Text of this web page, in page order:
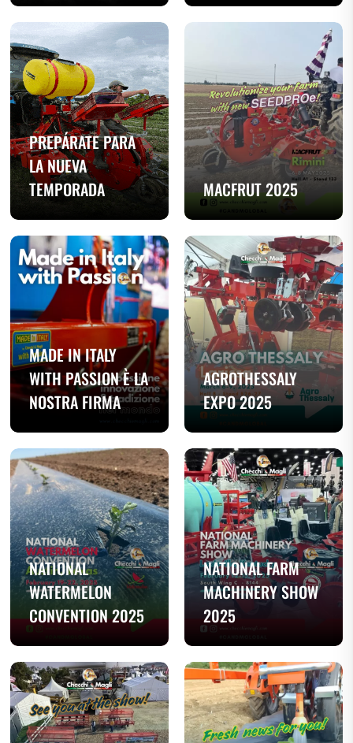
PREPÁRATE PARA
LA NUEVA
TEMPORADA
MACFRUT 2025
MADE IN ITALY
WITH PASSION È LA
NOSTRA FIRMA
AGROTHESSALY
EXPO 2025
NATIONAL
WATERMELON
CONVENTION 2025
NATIONAL FARM
MACHINERY SHOW
2025